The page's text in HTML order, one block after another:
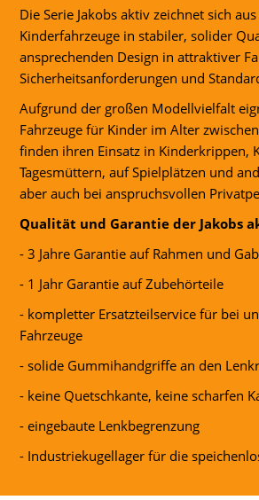
Die Serie Jakobs aktiv zeichnet sich
Kinderfahrzeuge in stabiler, solider
ansprechenden Design in attraktiver
Sicherheitsanforderungen und
Aufgrund der großen Modellvielfalt
Fahrzeuge für Kinder im Alter
finden ihren Einsatz in Kinderkrippen,
Tagesmüttern, auf Spielplätzen und
aber auch bei anspruchsvollen
Qualität und Garantie der Jakobs
- 3 Jahre Garantie auf Rahmen und
- 1 Jahr Garantie auf Zubehörteile
- kompletter Ersatzteilservice für bei
Fahrzeuge
- solide Gummihandgriffe an den
- keine Quetschkante, keine scharfen
- eingebaute Lenkbegrenzung
- Industriekugellager für die